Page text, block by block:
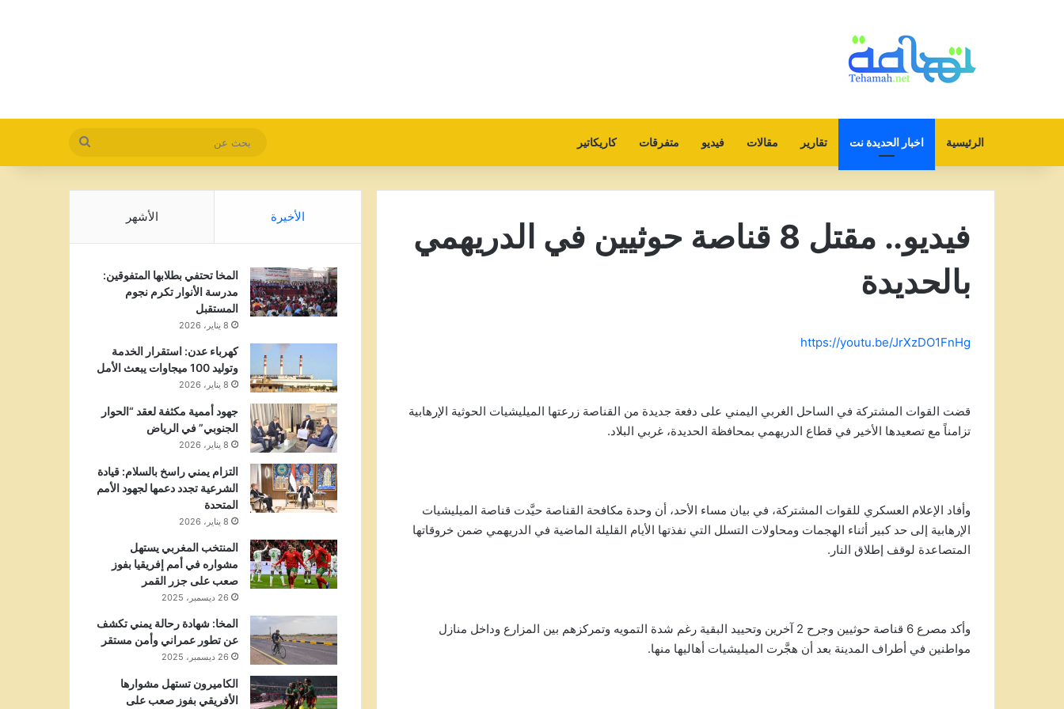
الرئيسية اخبار الحديدة نت تقارير مقالات فيديو متفرقات كاريكاتير
بحث
عن
فيديو.. مقتل 8 قناصة حوثيين في الدريهمي
بالحديدة
https://youtu.be/JrXzDO1FnHg
قضت القوات المشتركة في الساحل الغربي اليمني على دفعة جديدة من القناصة زرعتها الميليشيات الحوثية الإرهابية
تزامناً مع تصعيدها الأخير في قطاع الدريهمي بمحافظة الحديدة، غربي البلاد.
وأفاد الإعلام العسكري للقوات المشتركة، في بيان مساء الأحد، أن وحدة مكافحة القناصة حيَّدت قناصة الميليشيات
الإرهابية إلى حد كبير أثناء الهجمات ومحاولات التسلل التي نفذتها الأيام القليلة الماضية في الدريهمي ضمن خروقاتها
المتصاعدة لوقف إطلاق النار.
وأكد مصرع 6 قناصة حوثيين وجرح 2 آخرين وتحييد البقية رغم شدة التمويه وتمركزهم بين المزارع وداخل منازل
مواطنين في أطراف المدينة بعد أن هجَّرت الميليشيات أهاليها منها.
الأخيرة الأشهر
المخا تحتفي بطلابها المتفوقين:
مدرسة الأنوار تكرم نجوم
المستقبل
8 يناير، 2026
كهرباء عدن: استقرار الخدمة
وتوليد 100 ميجاوات يبعث الأمل
8 يناير، 2026
جهود أممية مكثفة لعقد “الحوار
الجنوبي” في الرياض
8 يناير، 2026
التزام يمني راسخ بالسلام: قيادة
الشرعية تجدد دعمها لجهود الأمم
المتحدة
8 يناير، 2026
المنتخب المغربي يستهل
مشواره في أمم إفريقيا بفوز
صعب على جزر القمر
26 ديسمبر، 2025
المخا: شهادة رحالة يمني تكشف
عن تطور عمراني وأمن مستقر
26 ديسمبر، 2025
الكاميرون تستهل مشوارها
الأفريقي بفوز صعب على